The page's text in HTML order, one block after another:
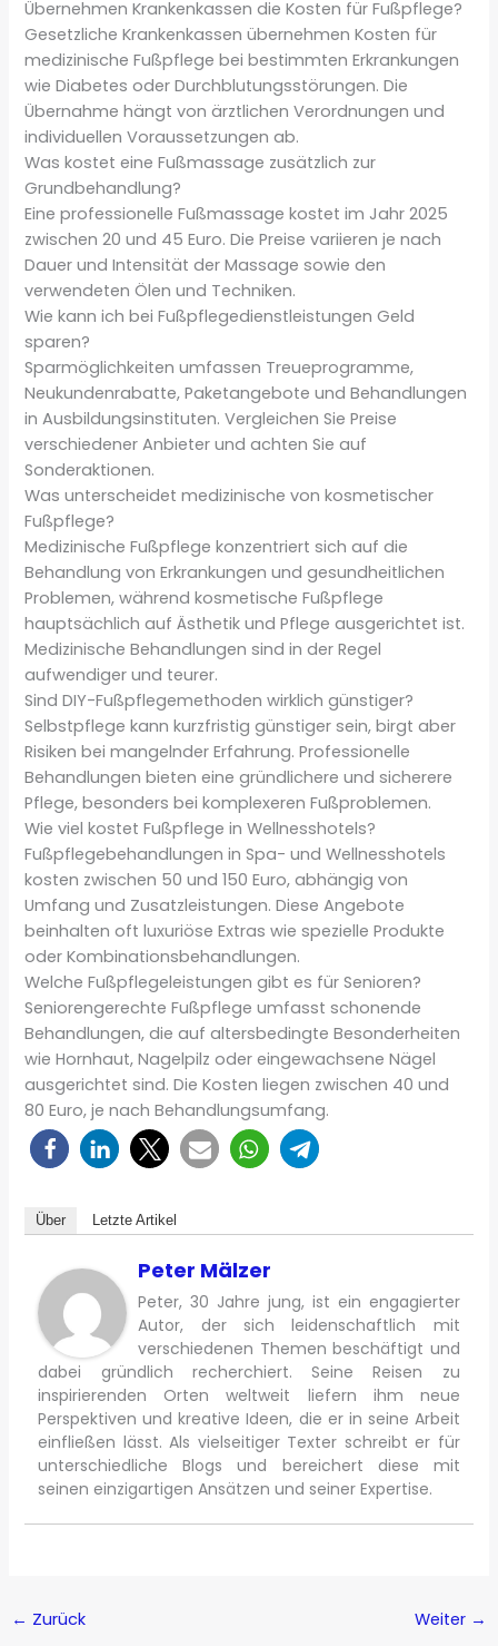
Übernehmen Krankenkassen die Kosten für Fußpflege?
Gesetzliche Krankenkassen übernehmen Kosten für
medizinische Fußpflege bei bestimmten Erkrankungen
wie Diabetes oder Durchblutungsstörungen. Die
Übernahme hängt von ärztlichen Verordnungen und
individuellen Voraussetzungen ab.
Was kostet eine Fußmassage zusätzlich zur
Grundbehandlung?
Eine professionelle Fußmassage kostet im Jahr 2025
zwischen 20 und 45 Euro. Die Preise variieren je nach
Dauer und Intensität der Massage sowie den
verwendeten Ölen und Techniken.
Wie kann ich bei Fußpflegedienstleistungen Geld
sparen?
Sparmöglichkeiten umfassen Treueprogramme,
Neukundenrabatte, Paketangebote und Behandlungen
in Ausbildungsinstituten. Vergleichen Sie Preise
verschiedener Anbieter und achten Sie auf
Sonderaktionen.
Was unterscheidet medizinische von kosmetischer
Fußpflege?
Medizinische Fußpflege konzentriert sich auf die
Behandlung von Erkrankungen und gesundheitlichen
Problemen, während kosmetische Fußpflege
hauptsächlich auf Ästhetik und Pflege ausgerichtet ist.
Medizinische Behandlungen sind in der Regel
aufwendiger und teurer.
Sind DIY-Fußpflegemethoden wirklich günstiger?
Selbstpflege kann kurzfristig günstiger sein, birgt aber
Risiken bei mangelnder Erfahrung. Professionelle
Behandlungen bieten eine gründlichere und sicherere
Pflege, besonders bei komplexeren Fußproblemen.
Wie viel kostet Fußpflege in Wellnesshotels?
Fußpflegebehandlungen in Spa- und Wellnesshotels
kosten zwischen 50 und 150 Euro, abhängig von
Umfang und Zusatzleistungen. Diese Angebote
beinhalten oft luxuriöse Extras wie spezielle Produkte
oder Kombinationsbehandlungen.
Welche Fußpflegeleistungen gibt es für Senioren?
Seniorengerechte Fußpflege umfasst schonende
Behandlungen, die auf altersbedingte Besonderheiten
wie Hornhaut, Nagelpilz oder eingewachsene Nägel
ausgerichtet sind. Die Kosten liegen zwischen 40 und
80 Euro, je nach Behandlungsumfang.
Über Letzte Artikel
Peter Mälzer
Peter, 30 Jahre jung, ist ein engagierter
Autor, der sich leidenschaftlich mit
verschiedenen Themen beschäftigt und
dabei gründlich recherchiert. Seine Reisen zu
inspirierenden Orten weltweit liefern ihm neue
Perspektiven und kreative Ideen, die er in seine Arbeit
einfließen lässt. Als vielseitiger Texter schreibt er für
unterschiedliche Blogs und bereichert diese mit
seinen einzigartigen Ansätzen und seiner Expertise.
← Zurück Weiter →